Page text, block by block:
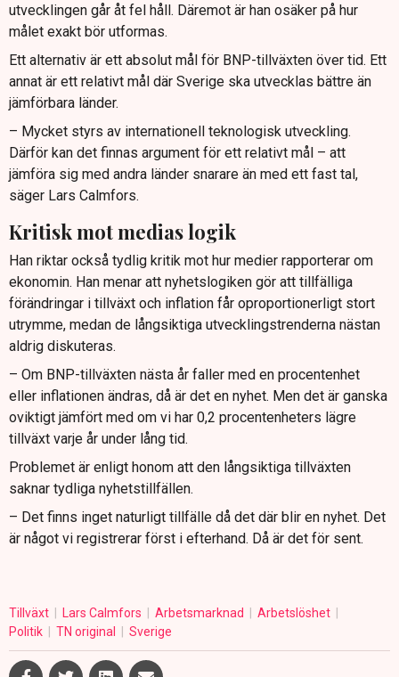
utvecklingen går åt fel håll. Däremot är han osäker på hur
målet exakt bör utformas.
Ett alternativ är ett absolut mål för BNP-tillväxten över tid. Ett
annat är ett relativt mål där Sverige ska utvecklas bättre än
jämförbara länder.
– Mycket styrs av internationell teknologisk utveckling.
Därför kan det finnas argument för ett relativt mål – att
jämföra sig med andra länder snarare än med ett fast tal,
säger Lars Calmfors.
Kritisk mot medias logik
Han riktar också tydlig kritik mot hur medier rapporterar om
ekonomin. Han menar att nyhetslogiken gör att tillfälliga
förändringar i tillväxt och inflation får oproportionerligt stort
utrymme, medan de långsiktiga utvecklingstrenderna nästan
aldrig diskuteras.
– Om BNP-tillväxten nästa år faller med en procentenhet
eller inflationen ändras, då är det en nyhet. Men det är ganska
oviktigt jämfört med om vi har 0,2 procentenheters lägre
tillväxt varje år under lång tid.
Problemet är enligt honom att den långsiktiga tillväxten
saknar tydliga nyhetstillfällen.
– Det finns inget naturligt tillfälle då det där blir en nyhet. Det
är något vi registrerar först i efterhand. Då är det för sent.
Tillväxt Lars Calmfors Arbetsmarknad
Arbetslöshet
Politik
TN original Sverige